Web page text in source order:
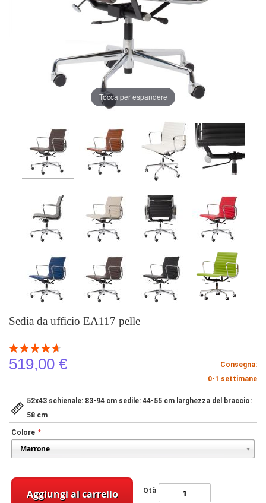
Sedia da ufficio EA117 pelle
Valutazione:
94
% of100
519,00 €
Consegna:
0-1 settimane
52x43 schienale: 83-94 cm sedile: 44-55 cm larghezza del braccio:
58 cm
Colore
Qtà
Aggiungi al carrello
Tocca per espandere